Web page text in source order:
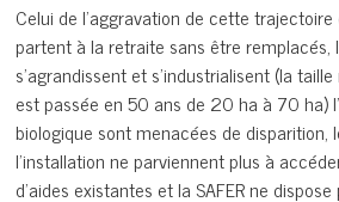
Celui de l’aggravation de cette
partent à la retraite sans être remplacés,
s’agrandissent et s’industrialisent (la
est passée en 50 ans de 20 ha à 70 ha)
biologique sont menacées de disparition,
l’installation ne parviennent plus à
d’aides existantes et la SAFER ne